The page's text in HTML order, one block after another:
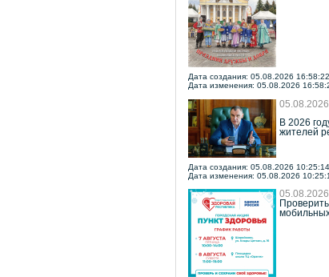
Дата создания: 05.08.2026 16:58:22
Дата изменения: 05.08.2026
05.08.2026
В 2026
жителей
Дата создания: 05.08.2026 10:25:14
Дата изменения: 05.08.2026
05.08.2026